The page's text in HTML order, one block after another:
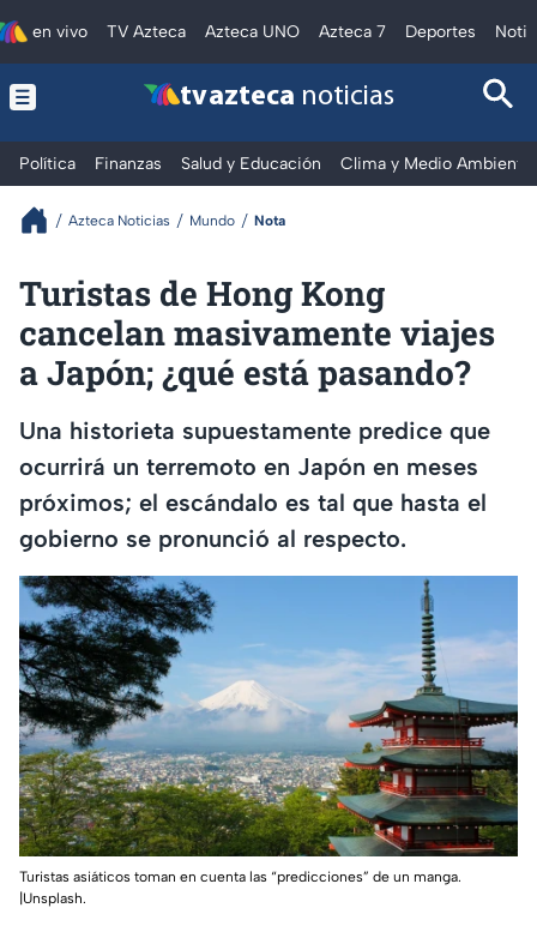
en vivo TV Azteca Azteca UNO Azteca 7 Deportes
tv azteca noticias
Política Finanzas Salud y Educación Clima y Medio Ambiente
Azteca Noticias Mundo Nota
Turistas de Hong Kong
cancelan masivamente viajes
a Japón; ¿qué está pasando?
Una historieta supuestamente predice que
ocurrirá un terremoto en Japón en meses
próximos; el escándalo es tal que hasta el
gobierno se pronunció al respecto.
Turistas asiáticos toman en cuenta las “predicciones” de un manga.
|Unsplash.